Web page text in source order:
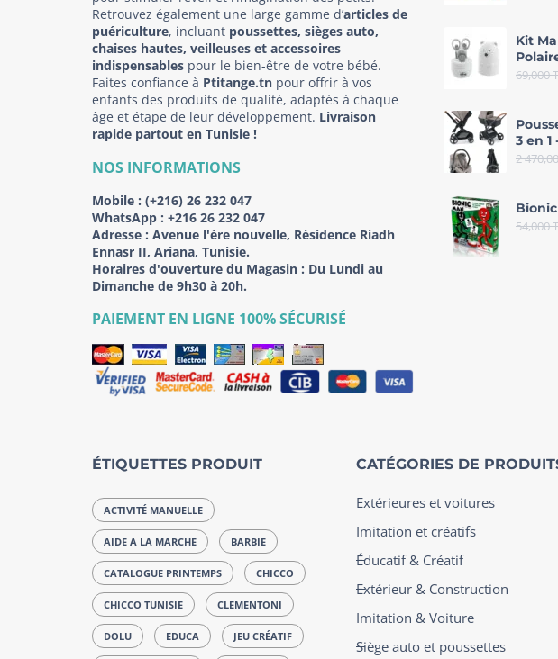
Retrouvez également une large gamme d’articles de
puériculture, incluant poussettes, sièges auto,
chaises hautes, veilleuses et accessoires
indispensables pour le bien-être de votre bébé.
Faites confiance à Ptitange.tn pour offrir à vos
enfants des produits de qualité, adaptés à chaque
âge et étape de leur développement. Livraison
rapide partout en Tunisie !
NOS INFORMATIONS
Mobile : (+216) 26 232 047
WhatsApp : +216 26 232 047
Adresse : Avenue l'ère nouvelle, Résidence Riadh
Ennasr II, Ariana, Tunisie.
Horaires d'ouverture du Magasin : Du Lundi au
Dimanche de 9h30 à 20h.
PAIEMENT EN LIGNE 100% SÉCURISÉ
Kit
69,000
3 en 1
2
54,000
ÉTIQUETTES PRODUIT
ACTIVITÉ MANUELLE
AIDE A LA MARCHE BARBIE
CATALOGUE PRINTEMPS CHICCO
CHICCO TUNISIE CLEMENTONI
DOLU EDUCA JEU CRÉATIF
CATÉGORIES DE
Extérieures et voitures
Imitation et créatifs
Éducatif & Créatif
Extérieur & Construction
Imitation & Voiture
Siège auto et poussettes